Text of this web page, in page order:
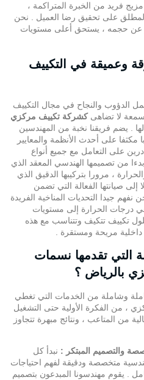
فريد من الخبرة المتراكمة ،
المطلق على تحقيق رضا العميل . نحن
حجمه ، يستحق أعلى مستويات
وعميقة في التكييف
الدؤوب والنجاح في مجال التكييف
سمعة لا تضاهىكشركة تكييف مركزي
. يضم فريقنا نخبة من المهندسين
مكثفا على أحدث الأنظمة والمعايير
على التعامل مع جميع أنواع
من تصميمها الهندسي المعقد الذي
، مرورا بتركيبها الدقيق الذي
صيانتها الفعالة التي تضمن
جيدا التحديات المناخية الفريدة
درجات الحرارة إلى مستويات
تكييف تتكيف وتتناسب مع هذه
مريحة ومستقرة .
التي تقدمها نسمات
بالرياض ؟
وشاملة من الخدمات التي تغطي
، من الفكرة الأولية حتى التشغيل
من المتاعب ، ونتائج مبهرة تتجاوز
والتصميم المبتكر : نبدأ كل
متخصصة ودقيقة لفهم احتياجات
. يقوم مهندسونا المبدعون بتصميم